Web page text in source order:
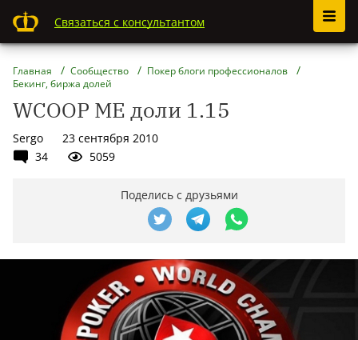
Связаться с консультантом
Главная Сообщество
Покер блоги профессионалов
Бекинг, биржа долей
WCOOP ME доли 1.15
Sergo
23 сентября 2010
34
5059
Поделись с друзьями